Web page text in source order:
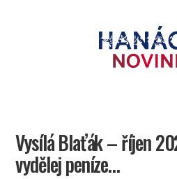
Vysílá Blaťák – říjen
vydělej peníze…